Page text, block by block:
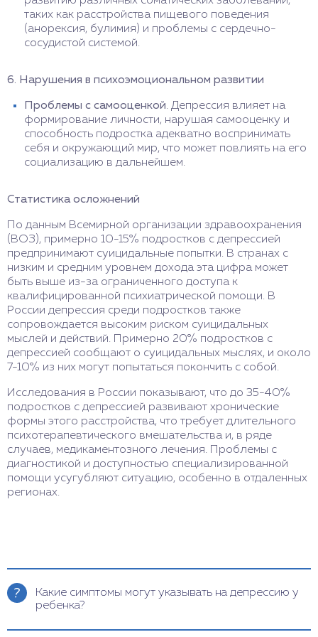
таких как расстройства пищевого поведения
(анорексия, булимия) и проблемы с сердечно-
сосудистой системой.
6. Нарушения в психоэмоциональном развитии
Проблемы с самооценкой. Депрессия влияет на
формирование личности, нарушая самооценку и
способность подростка адекватно воспринимать
себя и окружающий мир, что может повлиять на его
социализацию в дальнейшем.
Статистика осложнений
По данным Всемирной организации здравоохранения
(ВОЗ), примерно 10-15% подростков с депрессией
предпринимают суицидальные попытки. В странах с
низким и средним уровнем дохода эта цифра может
быть выше из-за ограниченного доступа к
квалифицированной психиатрической помощи. В
России депрессия среди подростков также
сопровождается высоким риском суицидальных
мыслей и действий. Примерно 20% подростков с
депрессией сообщают о суицидальных мыслях, и около
7-10% из них могут попытаться покончить с собой.
Исследования в России показывают, что до 35-40%
подростков с депрессией развивают хронические
формы этого расстройства, что требует длительного
психотерапевтического вмешательства и, в ряде
случаев, медикаментозного лечения. Проблемы с
диагностикой и доступностью специализированной
помощи усугубляют ситуацию, особенно в отдаленных
регионах.
Какие симптомы могут указывать на депрессию у
ребенка?
Симптомы депрессии у детей могут включать